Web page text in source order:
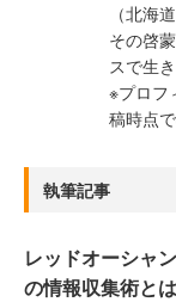
（北海
その啓
スで生
※プロフ
稿時点
執筆記事
レッドオーシャ
の情報収集術と